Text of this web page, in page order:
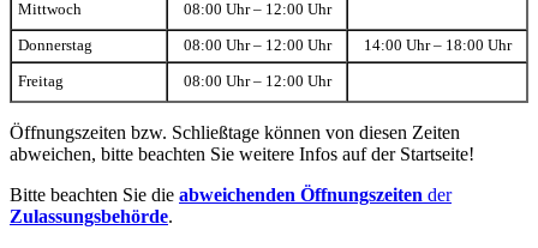
Mittwoch 08:00 Uhr – 12:00 Uhr
Donnerstag 08:00 Uhr – 12:00 Uhr 14:00 Uhr – 18:00 Uhr
Freitag 08:00 Uhr – 12:00 Uhr
Öffnungszeiten bzw. Schließtage können von diesen Zeiten
abweichen, bitte beachten Sie weitere Infos auf der Startseite!
Bitte beachten Sie die abweichenden Öffnungszeiten der
Zulassungsbehörde.